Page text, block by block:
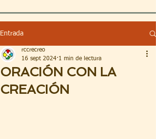
Entrada
ORACIÓN CON LA
CREACIÓN
rccrecreo
16 sept 2024 1 min de lectura